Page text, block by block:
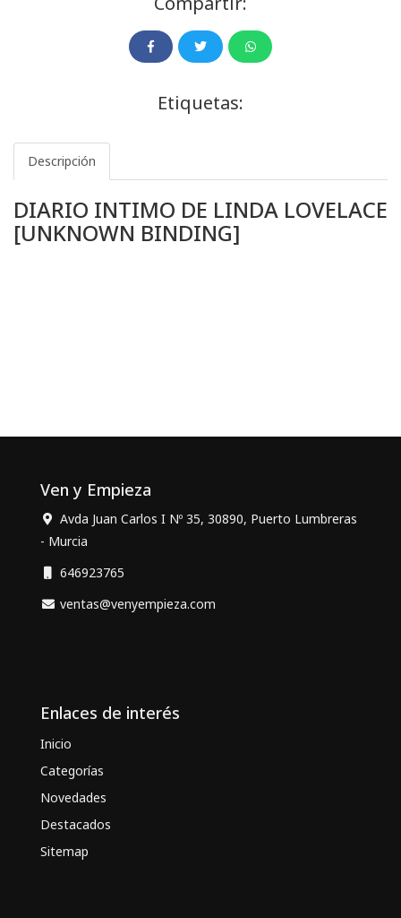
Etiquetas:
Descripción
DIARIO INTIMO DE LINDA LOVELACE
[UNKNOWN BINDING]
Ven y Empieza
Avda Juan Carlos I Nº 35, 30890, Puerto Lumbreras
- Murcia
646923765
ventas@venyempieza.com
Enlaces de interés
Inicio
Categorías
Novedades
Destacados
Sitemap